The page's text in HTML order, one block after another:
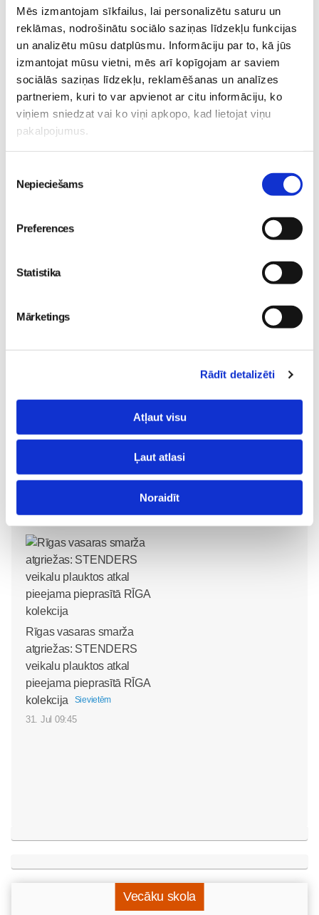
Mēs izmantojam sīkfailus, lai personalizētu saturu un
reklāmas, nodrošinātu sociālo saziņas līdzekļu funkcijas
un analizētu mūsu datplūsmu. Informāciju par to, kā jūs
izmantojat mūsu vietni, mēs arī kopīgojam ar saviem
sociālās saziņas līdzekļu, reklamēšanas un analīzes
partneriem, kuri to var apvienot ar citu informāciju, ko
viņiem sniedzat vai ko viņi apkopo, kad lietojat viņu
pakalpojumus.
izvēle
Nepieciešams
Preferences
Statistika
Mārketings
Rādīt detalizēti
Atļaut visu
Ļaut atlasi
Noraidīt
notievēšanas programmu.
Kā tu rudenī sargi savu organismu no ēšanas
pārmērībām?
Jauno-Māmiņu-Klubs Sieviete--māmiņa Veselība
Veselības-klubiņš Viss-par-ģimeni
5 svarīgi soļi, lai bērns skolā atgrieztos vesels un
pasauļu atslēga” treileris
Sievietēm
Brokastu sezonu 9.
03. Aug 16:09
Rīgas vasaras smarža
atgriežas: STENDERS
veikalu plauktos atkal
pieejama pieprasītā RĪGA
kolekcija
Sievietēm
31. Jul 09:45
Vecāku skola